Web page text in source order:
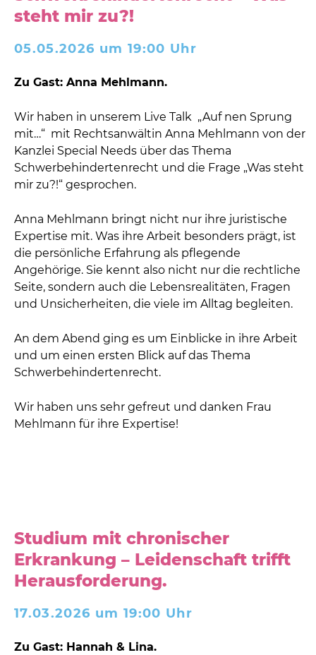
steht mir zu?!
05.05.2026 um 19:00 Uhr
Zu Gast: Anna Mehlmann.
Wir haben in unserem Live Talk „Auf nen Sprung
mit…“ mit Rechtsanwältin Anna Mehlmann von der
Kanzlei Special Needs über das Thema
Schwerbehindertenrecht und die Frage „Was steht
mir zu?!“ gesprochen.
Anna Mehlmann bringt nicht nur ihre juristische
Expertise mit. Was ihre Arbeit besonders prägt, ist
die persönliche Erfahrung als pflegende
Angehörige. Sie kennt also nicht nur die rechtliche
Seite, sondern auch die Lebensrealitäten, Fragen
und Unsicherheiten, die viele im Alltag begleiten.
An dem Abend ging es um Einblicke in ihre Arbeit
und um einen ersten Blick auf das Thema
Schwerbehindertenrecht.
Wir haben uns sehr gefreut und danken Frau
Mehlmann für ihre Expertise!
Studium mit chronischer
Erkrankung – Leidenschaft trifft
Herausforderung.
17.03.2026 um 19:00 Uhr
Zu Gast: Hannah & Lina.